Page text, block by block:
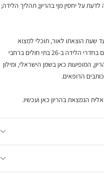
על יחסין מןי בהריון; תהליך הלידה;
שעת הוצאתו לאור, תוכלי למצוא
השוואה של התקנים, הנהלים והשירותים הניתנים בחדרי הלידה ב-26 בתי חולים ברחבי
המופיעות כאן בשמן הישראלי, ומילון
הרופאים.
הנמצאת בהריון כאן ועכשיו.